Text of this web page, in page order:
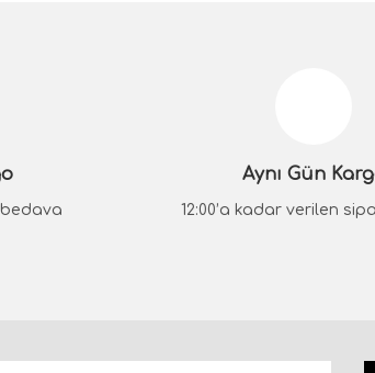
bedava
Aynı Gün
12:00’a kadar verilen